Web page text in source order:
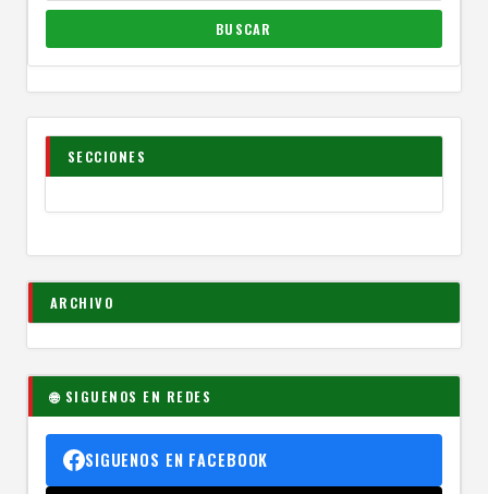
SECCIONES
ARCHIVO
🌐 SIGUENOS EN REDES
SIGUENOS EN FACEBOOK